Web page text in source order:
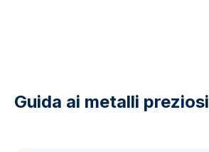
Guida ai metalli preziosi